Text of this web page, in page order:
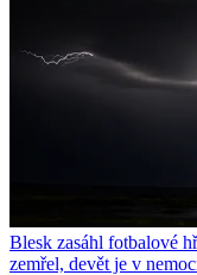
Blesk zasáhl fotbalové
zemřel, devět je v